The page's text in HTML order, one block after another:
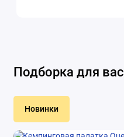
Подборка для вас
Новинки